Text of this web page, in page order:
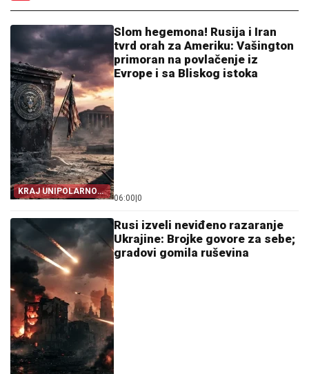
KRAJ UNIPOLARNOG
SVETA!
Slom hegemona! Rusija i Iran
tvrd orah za Ameriku: Vašington
primoran na povlačenje iz
Evrope i sa Bliskog istoka
06:00 0
Rusi izveli neviđeno razaranje
Ukrajine: Brojke govore za sebe;
gradovi gomila ruševina